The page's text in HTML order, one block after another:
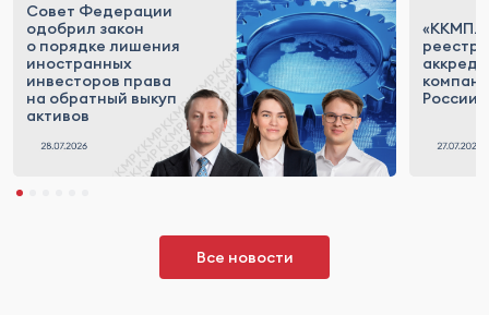
Совет Федерации
одобрил закон
о порядке лишения
иностранных
инвесторов права
на обратный выкуп
активов
реестр
России
Все новости